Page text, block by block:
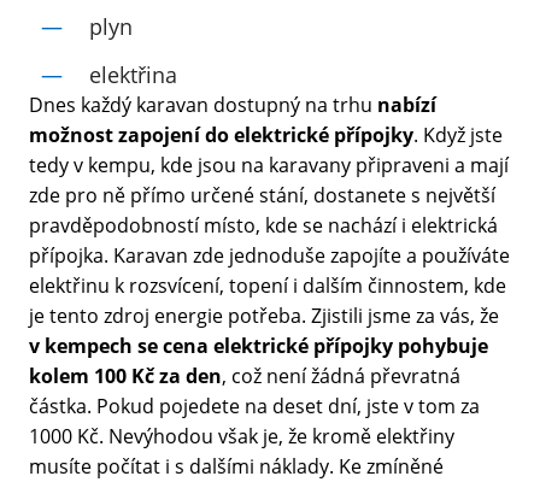
plyn
elektřina
Dnes každý karavan dostupný na trhu nabízí
možnost zapojení do elektrické přípojky. Když jste
tedy v kempu, kde jsou na karavany připraveni a mají
zde pro ně přímo určené stání, dostanete s největší
pravděpodobností místo, kde se nachází i elektrická
přípojka. Karavan zde jednoduše zapojíte a používáte
elektřinu k rozsvícení, topení i dalším činnostem, kde
je tento zdroj energie potřeba. Zjistili jsme za vás, že
v kempech se cena elektrické přípojky pohybuje
kolem 100 Kč za den, což není žádná převratná
částka. Pokud pojedete na deset dní, jste v tom za
1000 Kč. Nevýhodou však je, že kromě elektřiny
musíte počítat i s dalšími náklady. Ke zmíněné